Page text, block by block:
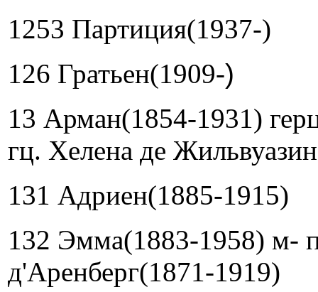
1253 Партиция(1937-)
126 Гратьен(1909-)
13 Арман(1854-1931)
гц. Хелена де
131 Адриен(1885-1915)
132 Эмма(1883-1958) м-
д'Аренберг(1871-1919)